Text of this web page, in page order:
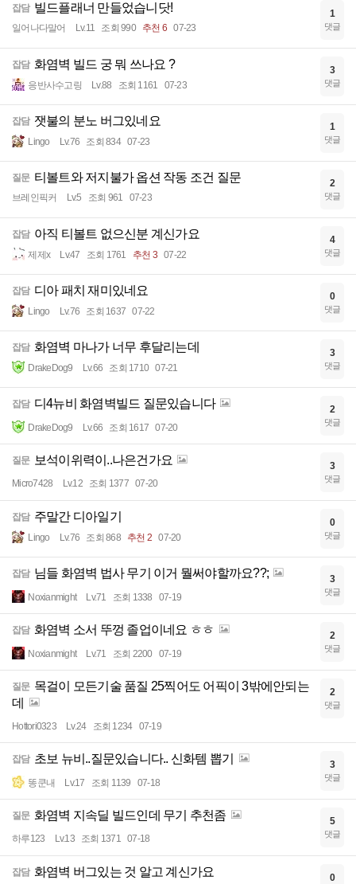
잡담 빌드플래너 만들었습니닷!
일어나다말어 Lv.11 조회 990 추천 6 07-23
1
댓글
잡담 화염벽 빌드 궁 뭐 쓰나요 ?
응반사수고링 Lv.88 조회 1161 07-23
3
댓글
잡담 잿불의 분노 버그있네요
Lingo Lv.76 조회 834 07-23
1
댓글
질문 티볼트와 저지불가 옵션 작동 조건 질문
브레인픽커 Lv.5 조회 961 07-23
2
댓글
잡담 아직 티볼트 없으신분 계신가요
제제x Lv.47 조회 1761 추천 3 07-22
4
댓글
잡담 디아 패치 재미있네요
Lingo Lv.76 조회 1637 07-22
0
댓글
잡담 화염벽 마나가 너무 후달리는데
DrakeDog9 Lv.66 조회 1710 07-21
3
댓글
잡담 디4뉴비 화염벽빌드 질문있습니다
DrakeDog9 Lv.66 조회 1617 07-20
2
댓글
질문 보석이위력이..나은건가요
Micro7428 Lv.12 조회 1377 07-20
3
댓글
잡담 주말간 디아일기
Lingo Lv.76 조회 868 추천 2 07-20
0
댓글
잡담 님들 화염벽 법사 무기 이거 뭘써야할까요??;
Noxianmight Lv.71 조회 1338 07-19
3
댓글
잡담 화염벽 소서 뚜껑 졸업이네요 ㅎㅎ
Noxianmight Lv.71 조회 2200 07-19
2
댓글
질문 목걸이 모든기술 품질 25찍어도 어픽이 3밖에안되는
데
Hottori0323 Lv.24 조회 1234 07-19
2
댓글
잡담 초보 뉴비..질문있습니다.. 신화템 뽑기
똥쿤내 Lv.17 조회 1139 07-18
3
댓글
질문 화염벽 지속딜 빌드인데 무기 추천좀
하루123 Lv.13 조회 1371 07-18
5
댓글
잡담 화염벽 버그있는 것 알고 계신가요 0